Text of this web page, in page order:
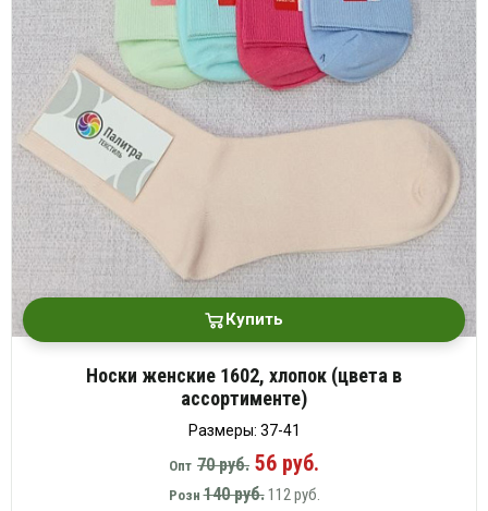
платки
Купить
Носки женские 1602, хлопок (цвета в
ассортименте)
Размеры: 37-41
Опт 70 руб. 56 руб.
Розн 140 руб.112 руб.